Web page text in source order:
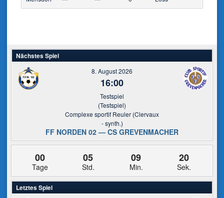
Nächstes Spiel
8. August 2026
16:00
Testspiel
(Testspiel)
Complexe sportif Reuler (Clervaux
- synth.)
FF NORDEN 02 — CS GREVENMACHER
00
Tage
05
Std.
09
Min.
20
Sek.
Letztes Spiel